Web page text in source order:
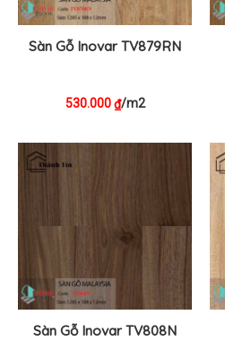
Sàn Gỗ Inovar TV879RN
530.000₫/m2
Sàn Gỗ Inovar TV808N